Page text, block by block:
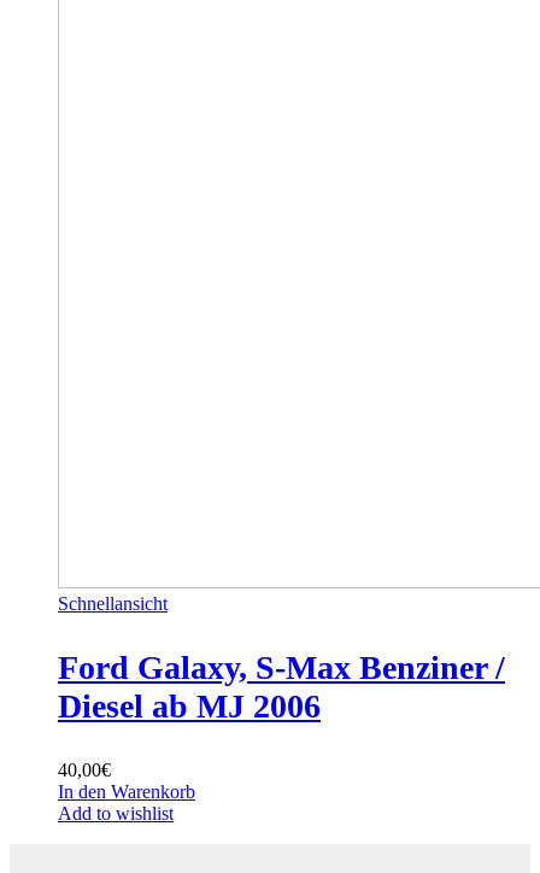
Schnellansicht
Ford Galaxy, S-Max Benziner /
Diesel ab MJ 2006
40,00€
In den Warenkorb
Add to wishlist